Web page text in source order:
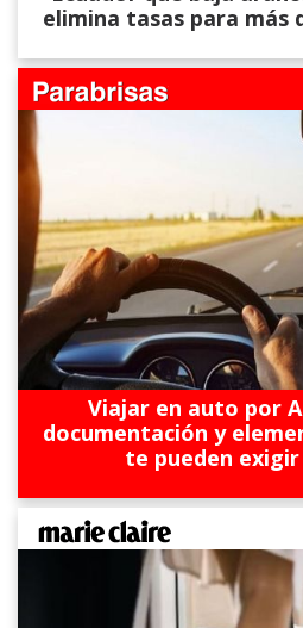
elimina tasas para más
Viajar en auto por
documentación y
te pueden